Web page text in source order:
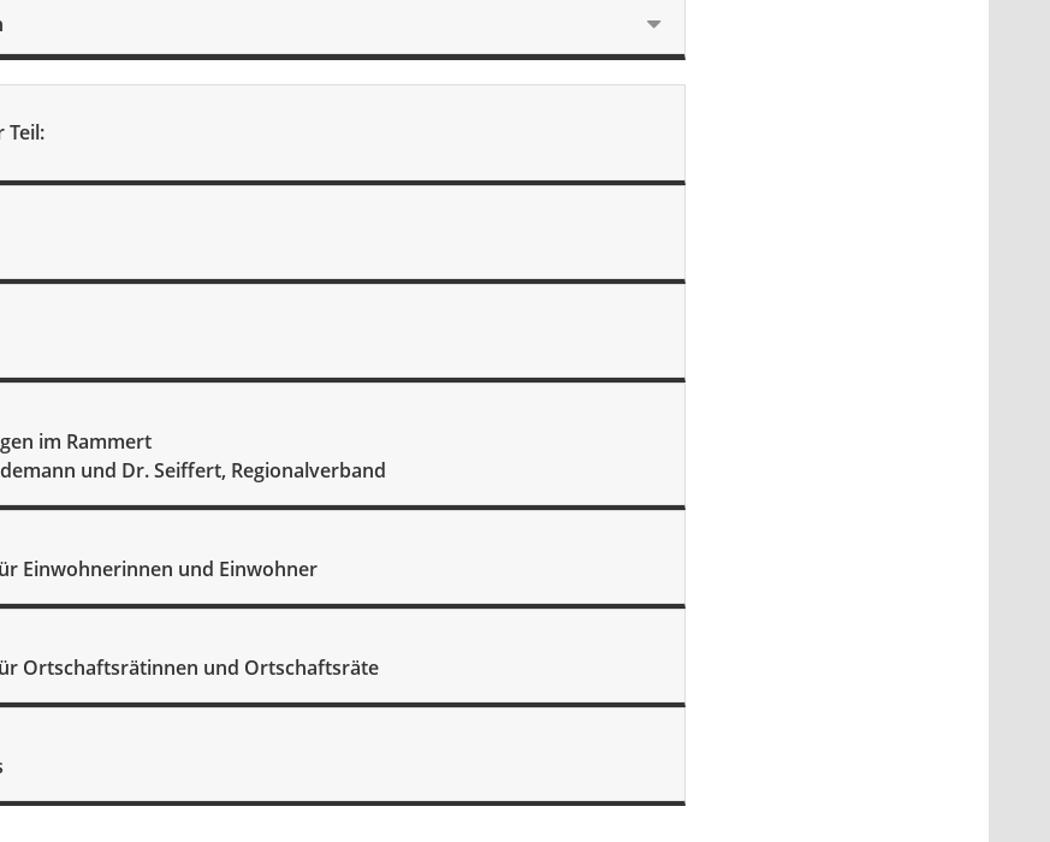
Teil:
im Rammert
und Dr. Seiffert, Regionalverband
Einwohnerinnen und Einwohner
Ortschaftsrätinnen und Ortschaftsräte